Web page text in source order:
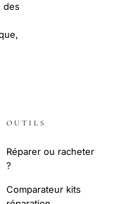
des
OUTILS
Réparer ou racheter
?
Comparateur kits